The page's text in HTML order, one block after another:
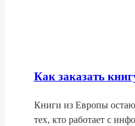
Как заказать
Книги из Европы
тех, кто работает с